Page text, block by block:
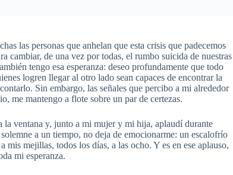
las personas que anhelan que esta crisis que padecemos
cambiar, de una vez por todas, el rumbo suicida de nuestras
tengo esa esperanza: deseo profundamente que todo
logren llegar al otro lado sean capaces de encontrar la
Sin embargo, las señales que percibo a mi alrededor
me mantengo a flote sobre un par de certezas.
la ventana y, junto a mi mujer y mi hija, aplaudí durante
a un tiempo, no deja de emocionarme: un escalofrío
mis mejillas, todos los días, a las ocho. Y es en ese aplauso,
mi esperanza.